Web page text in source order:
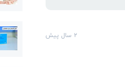
۲ سال پیش